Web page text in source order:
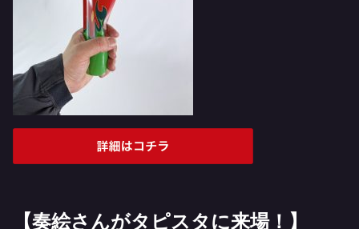
【奏絵さんがタピスタに来場！】